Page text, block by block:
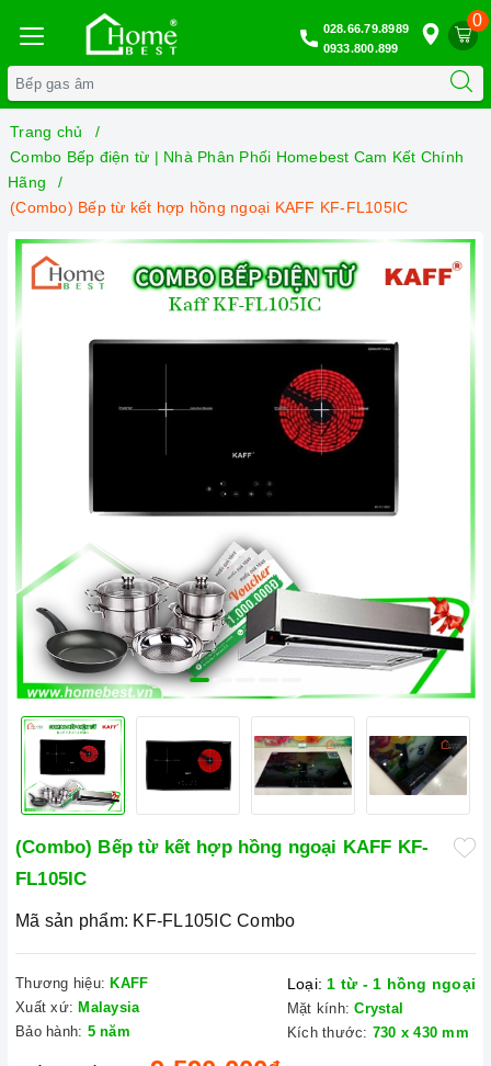
0
028.66.79.8989
0933.800.899
Trang chủ
Combo Bếp điện từ | Nhà Phân Phối Homebest Cam Kết Chính
Hãng
(Combo) Bếp từ kết hợp hồng ngoại KAFF KF-FL105IC
(Combo) Bếp từ kết hợp hồng ngoại KAFF KF-
FL105IC
Mã sản phẩm: KF-FL105IC Combo
Thương hiệu: KAFF
Xuất xứ: Malaysia
Bảo hành: 5 năm
Loại: 1 từ - 1 hồng ngoại
Mặt kính: Crystal
Kích thước: 730 x 430 mm